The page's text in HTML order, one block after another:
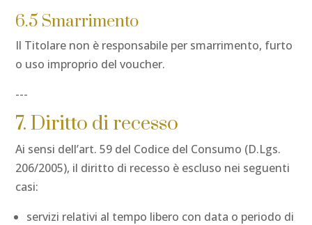
6.5 Smarrimento
Il Titolare non è responsabile per smarrimento, furto
o uso improprio del voucher.
---
7. Diritto di recesso
Ai sensi dell’art. 59 del Codice del Consumo (D.Lgs.
206/2005), il diritto di recesso è escluso nei seguenti
casi:
servizi relativi al tempo libero con data o periodo di